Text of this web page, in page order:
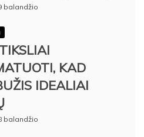
balandžio
KAD
IDEALIAI
balandžio